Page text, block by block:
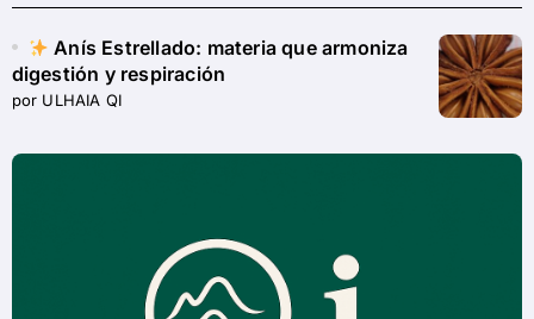
Anís Estrellado: materia que armoniza
digestión y respiración
por ULHAIA QI